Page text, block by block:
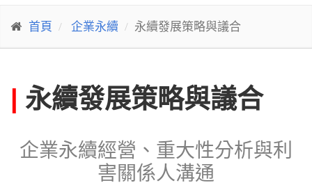
首頁 企業永續 永續發展策略與議合
| 永續發展策略與議合
企業永續經營、重大性分析與利
害關係人溝通